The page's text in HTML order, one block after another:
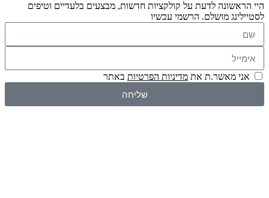
היי הראשונה לדעת על קולקציות חדשות, מבצעים בלעדיים וטיפים
לסטיילינג מושלם. הרשמי עכשיו
אני מאשר.ת את מדיניות הפרטיות באתר
שליחה